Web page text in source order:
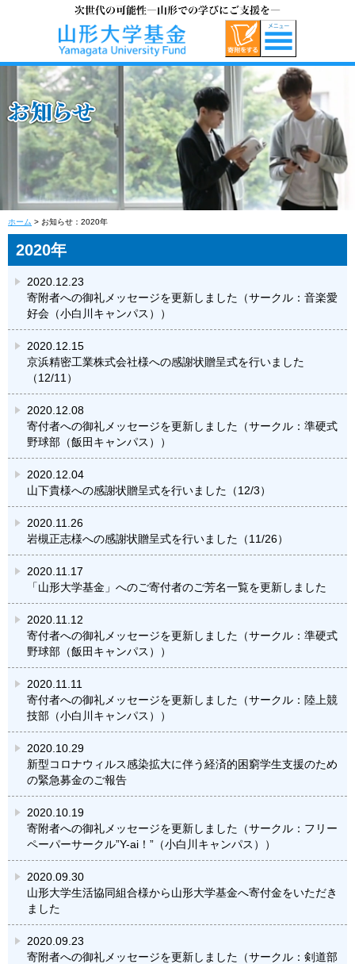
ホーム > お知らせ：2020年
2020年
2020.12.23
寄附者への御礼メッセージを更新しました（サークル：音楽愛
好会（小白川キャンパス））
2020.12.15
京浜精密工業株式会社様への感謝状贈呈式を行いました
（12/11）
2020.12.08
寄付者への御礼メッセージを更新しました（サークル：準硬式
野球部（飯田キャンパス））
2020.12.04
山下貴様への感謝状贈呈式を行いました（12/3）
2020.11.26
岩槻正志様への感謝状贈呈式を行いました（11/26）
2020.11.17
「山形大学基金」へのご寄付者のご芳名一覧を更新しました
2020.11.12
寄付者への御礼メッセージを更新しました（サークル：準硬式
野球部（飯田キャンパス））
2020.11.11
寄付者への御礼メッセージを更新しました（サークル：陸上競
技部（小白川キャンパス））
2020.10.29
新型コロナウィルス感染拡大に伴う経済的困窮学生支援のため
の緊急募金のご報告
2020.10.19
寄附者への御礼メッセージを更新しました（サークル：フリー
ペーパーサークル”Y-ai！”（小白川キャンパス））
2020.09.30
山形大学生活協同組合様から山形大学基金へ寄付金をいただき
ました
2020.09.23
寄附者への御礼メッセージを更新しました（サークル：剣道部